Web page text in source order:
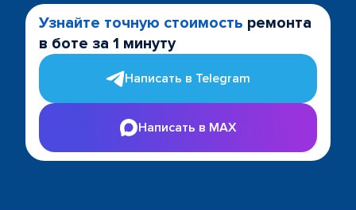
Узнайте точную стоимость ремонта
в боте за 1 минуту
Написать в Telegram
Написать в MAX